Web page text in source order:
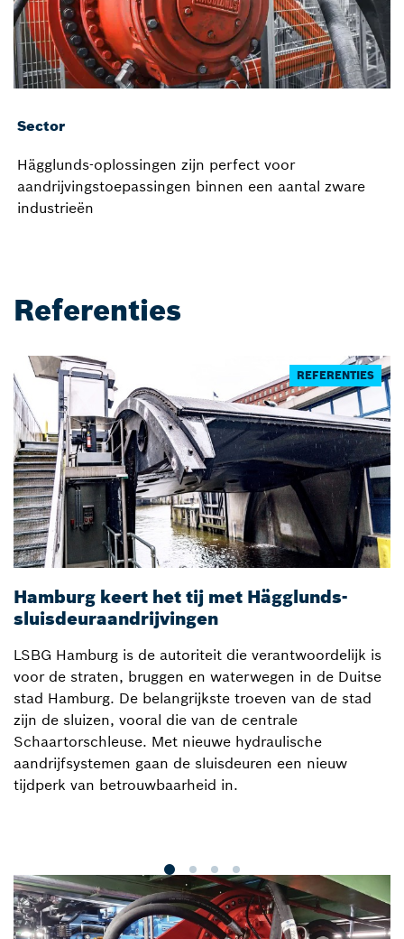
Sector
Hägglunds-oplossingen zijn perfect voor
aandrijvingstoepassingen binnen een aantal zware
industrieën
Referenties
Hamburg keert het tij met Hägglunds-
sluisdeuraandrijvingen
LSBG Hamburg is de autoriteit die verantwoordelijk is
voor de straten, bruggen en waterwegen in de Duitse
stad Hamburg. De belangrijkste troeven van de stad
zijn de sluizen, vooral die van de centrale
Schaartorschleuse. Met nieuwe hydraulische
aandrijfsystemen gaan de sluisdeuren een nieuw
tijdperk van betrouwbaarheid in.
REFERENTIES